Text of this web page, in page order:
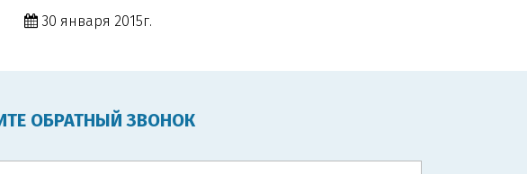
30 января 2015г.
ОБРАТНЫЙ ЗВОНОК